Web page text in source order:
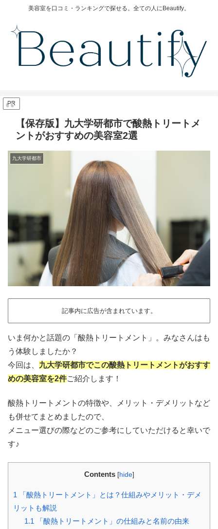
美容室を口コミ・ランキングで探せる。全ての人にBeautify。
PR
【保存版】九大学研都市で酸熱トリートメ
ントがおすすめの美容室2選
九大学研都市
記事内に広告が含まれています。
いま何かと話題の「酸熱トリートメント」。みなさんはも
う体験しましたか？
今回は、 九大学研都市でこの酸熱トリートメントがおすす
めの美容室を2件ご紹介します！
酸熱トリートメントの特徴や、メリット・デメリットなど
も併せてまとめましたので、
メニュー選びの際などのご参考にしていただけると幸いで
す♪
Contents [hide]
1 「酸熱トリートメント」とは？仕組みやメリット・デメ
リットも解説
1.1 「酸熱トリートメント」の仕組みと名前の由来